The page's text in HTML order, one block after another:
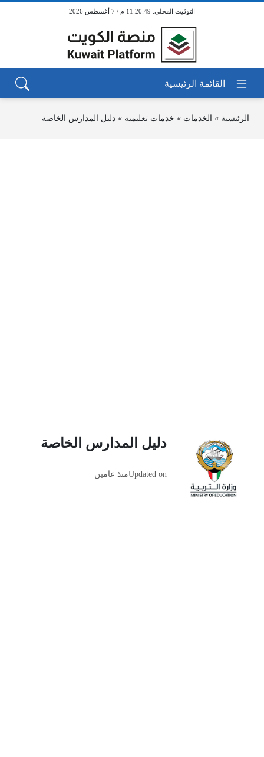
11:20:49 م / 7 أغسطس 2026
الرئيسية » الخدمات » خدمات تعليمية » دليل المدارس الخاصة
دليل المدارس الخاصة
Updated onمنذ عامين